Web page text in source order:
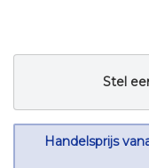
Stel
Handelsprijs